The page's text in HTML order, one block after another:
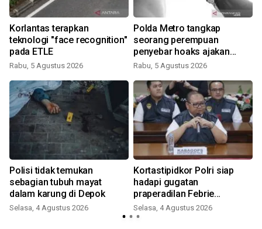
Korlantas terapkan
teknologi "face recognition"
pada ETLE
Rabu, 5 Agustus 2026
Polda Metro tangkap
seorang perempuan
penyebar hoaks ajakan
demonstrasi jelang HUT RI
Rabu, 5 Agustus 2026
Polisi tidak temukan
sebagian tubuh mayat
dalam karung di Depok
Selasa, 4 Agustus 2026
Kortastipidkor Polri siap
hadapi gugatan
praperadilan Febrie
Adriansyah
Selasa, 4 Agustus 2026